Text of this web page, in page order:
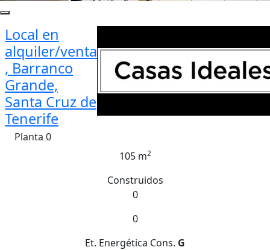
Local en
alquiler/venta
, Barranco
Grande,
Santa Cruz de
Tenerife
Planta 0
105 m2
Construidos
0
0
Et. Energética Cons. G